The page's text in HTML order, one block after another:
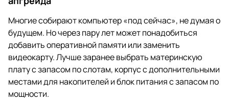
Многие собирают компьютер «под сейчас», не думая о
будущем. Но через пару лет может понадобиться
добавить оперативной памяти или заменить
видеокарту. Лучше заранее выбрать материнскую
плату с запасом по слотам, корпус с дополнительными
местами для накопителей и блок питания с запасом по
мощности.